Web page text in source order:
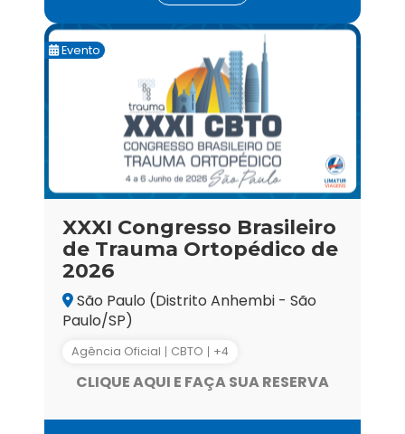
Evento
XXXI Congresso Brasileiro
de Trauma Ortopédico de
2026
São Paulo (Distrito Anhembi - São
Paulo/SP)
Agência Oficial CBTO +4
CLIQUE AQUI E FAÇA SUA RESERVA